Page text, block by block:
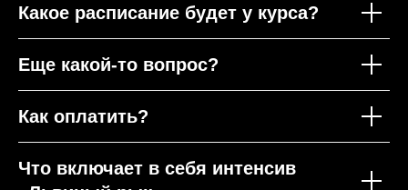
Какое расписание будет у курса?
Еще какой-то вопрос?
Как оплатить?
Что включает в себя интенсив